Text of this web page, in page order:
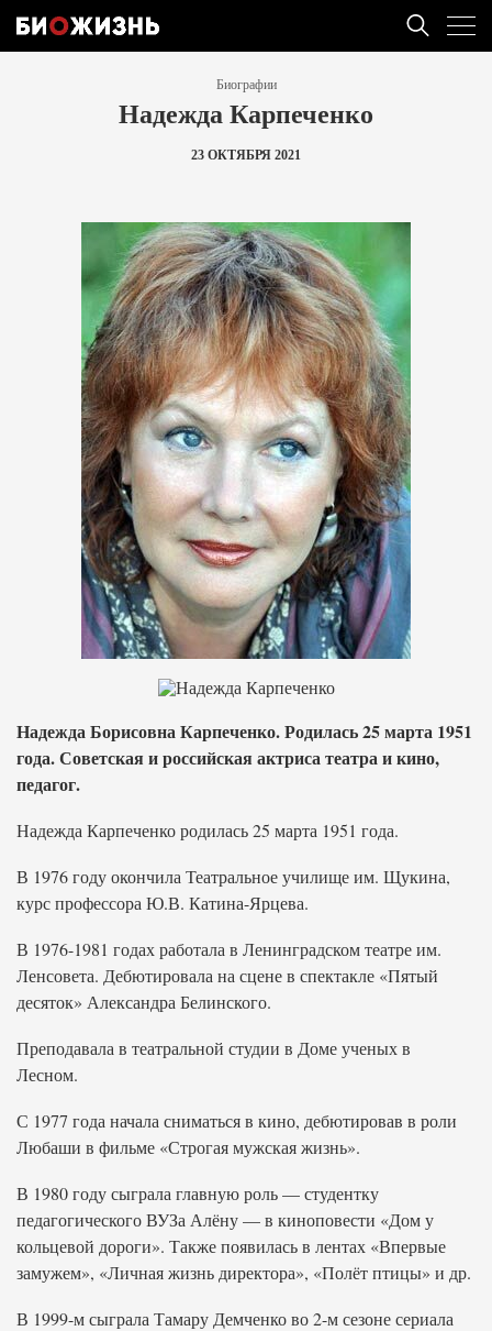
Биографии
Надежда Карпеченко
23 ОКТЯБРЯ 2021
Надежда Борисовна Карпеченко. Родилась 25 марта 1951
года. Советская и российская актриса театра и кино,
педагог.
Надежда Карпеченко родилась 25 марта 1951 года.
В 1976 году окончила Театральное училище им. Щукина,
курс профессора Ю.В. Катина-Ярцева.
В 1976-1981 годах работала в Ленинградском театре им.
Ленсовета. Дебютировала на сцене в спектакле «Пятый
десяток» Александра Белинского.
Преподавала в театральной студии в Доме ученых в
Лесном.
С 1977 года начала сниматься в кино, дебютировав в роли
Любаши в фильме «Строгая мужская жизнь».
В 1980 году сыграла главную роль — студентку
педагогического ВУЗа Алёну — в киноповести «Дом у
кольцевой дороги». Также появилась в лентах «Впервые
замужем», «Личная жизнь директора», «Полёт птицы» и др.
В 1999-м сыграла Тамару Демченко во 2-м сезоне сериала